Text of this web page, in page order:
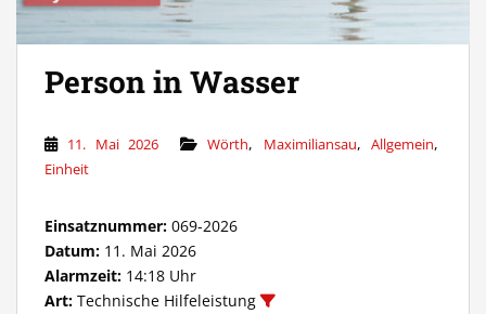
Person in Wasser
11. Mai 2026 Wörth, Maximiliansau,Allgemein,
Einheit
Einsatznummer: 069-2026
Datum: 11. Mai 2026
Alarmzeit: 14:18 Uhr
Art: Technische Hilfeleistung